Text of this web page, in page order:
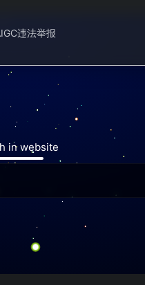
违法举报
in website